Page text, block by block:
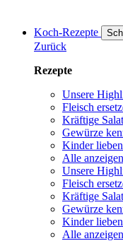
Koch-Rezepte
Zurück
Rezepte
Unsere
Fleisch
Kräftige
Gewürze
Kinder
Alle anzeigen
Unsere
Fleisch
Kräftige
Gewürze
Kinder
Alle anzeigen